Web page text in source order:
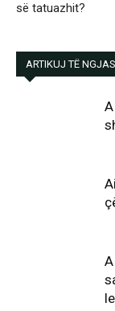
së tatuazhit?
ARTIKUJ TË